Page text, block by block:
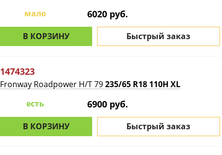
мало
6020 руб.
В КОРЗИНУ Быстрый заказ
1474323
Fronway Roadpower H/T 79235/65 R18 110H XL
есть
6900 руб.
В КОРЗИНУ Быстрый заказ